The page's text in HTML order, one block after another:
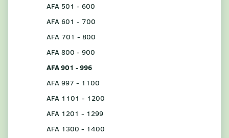
AFA 501 - 600
AFA 601 - 700
AFA 701 - 800
AFA 800 - 900
AFA 901 - 996
AFA 997 - 1100
AFA 1101 - 1200
AFA 1201 - 1299
AFA 1300 - 1400